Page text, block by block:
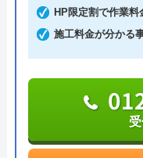
ら5,500円～。安
金、キャンセル料
のも魅力です。
支払い方法は、現
クレジットカード
引サービスも行っ
HP限定割で作業料
施工料金が分かる